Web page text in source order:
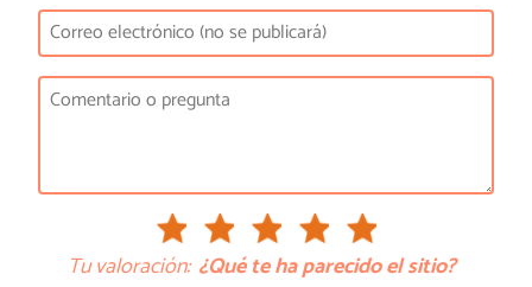
Tu valoración: ¿Qué te ha parecido el sitio?